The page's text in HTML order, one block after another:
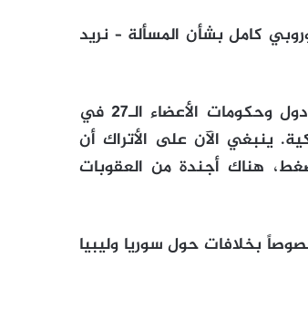
كامل بشأن المسألة – نريد
وأضاف “إذا لم يحدث ذلك، فإن المجلس الأوروبي الذي يضم رؤساء دول وحكومات الأعضاء الـ27 في
ينبغي الآن على الأتراك أن
ضغط، هناك أجندة من العقوبات
بخلافات حول سوريا وليبيا